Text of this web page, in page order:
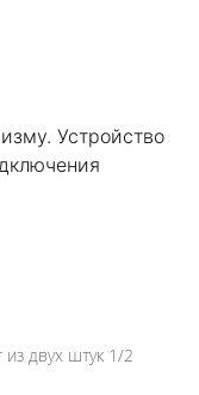
Устройство
двух штук 1/2